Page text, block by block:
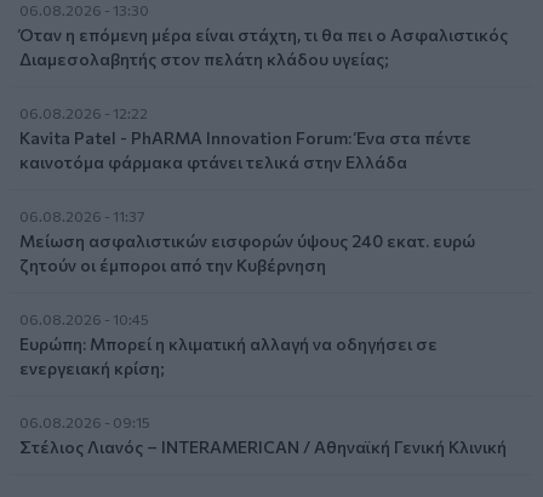
06.08.2026 - 13:30
Όταν η επόμενη μέρα είναι στάχτη, τι θα πει ο Ασφαλιστικός
Διαμεσολαβητής στον πελάτη κλάδου υγείας;
06.08.2026 - 12:22
Kavita Patel - PhARMA Innovation Forum: Ένα στα πέντε
καινοτόμα φάρμακα φτάνει τελικά στην Ελλάδα
06.08.2026 - 11:37
Μείωση ασφαλιστικών εισφορών ύψους 240 εκατ. ευρώ
ζητούν οι έμποροι από την Κυβέρνηση
06.08.2026 - 10:45
Ευρώπη: Μπορεί η κλιματική αλλαγή να οδηγήσει σε
ενεργειακή κρίση;
06.08.2026 - 09:15
Στέλιος Λιανός – INTERAMERICAN / Αθηναϊκή Γενική Κλινική